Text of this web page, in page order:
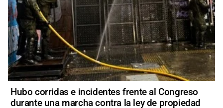
Hubo corridas e incidentes frente al Congreso
durante una marcha contra la ley de propiedad